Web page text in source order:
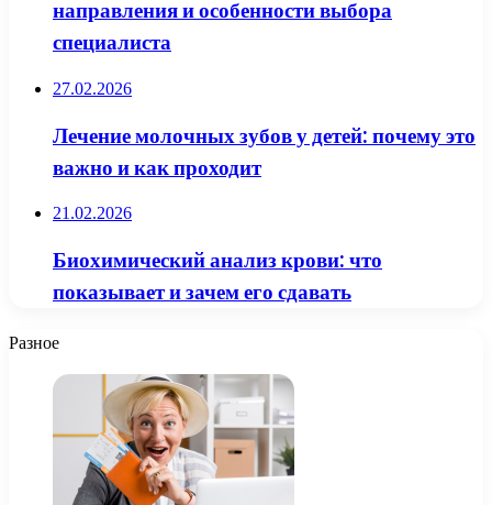
направления и особенности выбора
специалиста
27.02.2026
Лечение молочных зубов у детей: почему это
важно и как проходит
21.02.2026
Биохимический анализ крови: что
показывает и зачем его сдавать
Разное